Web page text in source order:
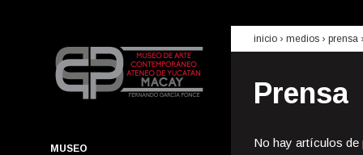
MUSEO
inicio › medios › prensa
Prensa
No hay artículos de